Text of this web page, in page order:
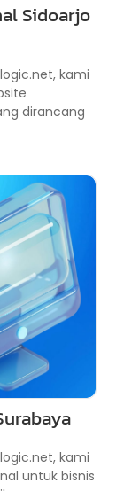
Sidoarjo
kami
dirancang
kami
untuk bisnis